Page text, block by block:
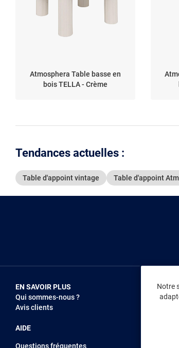
Atmosphera Table basse en
bois TELLA - Crème
Tendances actuelles :
Table d'appoint vintage Table d'appoint
Notre
EN SAVOIR PLUS
Qui sommes-nous ?
Avis clients
AIDE
Questions fréquentes